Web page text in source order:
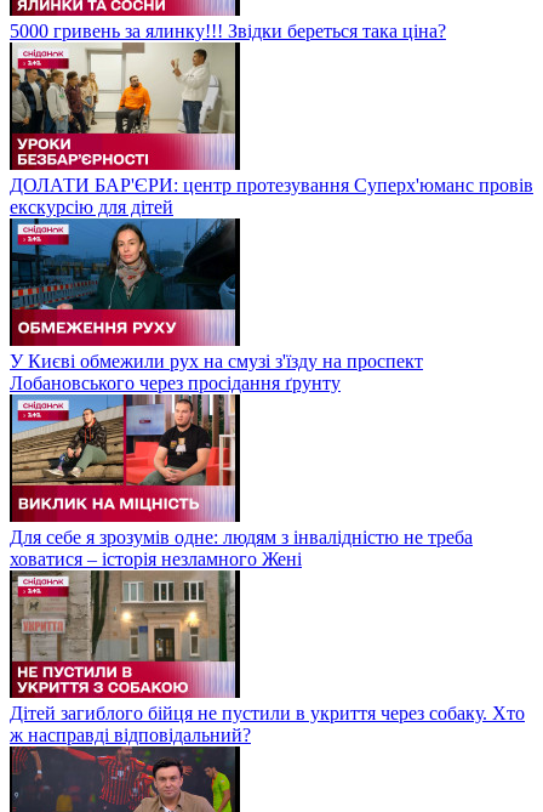
5000 гривень за ялинку!!! Звідки береться така ціна?
ДОЛАТИ БАР'ЄРИ: центр протезування Суперх'юманс провів
екскурсію для дітей
У Києві обмежили рух на смузі з'їзду на проспект
Лобановського через просідання ґрунту
Для себе я зрозумів одне: людям з інвалідністю не треба
ховатися – історія незламного Жені
Дітей загиблого бійця не пустили в укриття через собаку. Хто
ж насправді відповідальний?